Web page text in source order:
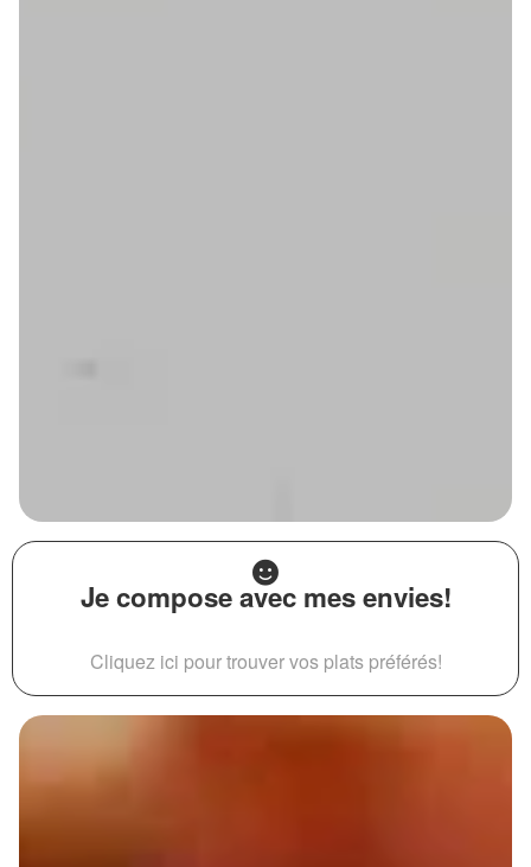
Je compose avec mes envies!
Cliquez ici pour trouver vos plats préférés!